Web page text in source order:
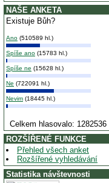
NAŠE ANKETA
Existuje Bůh?
Ano (510589 hl.)
Spíše ano (15783 hl.)
Spíše ne (15628 hl.)
Ne (722091 hl.)
Nevim (18445 hl.)
Celkem hlasovalo: 1282536
ROZŠÍŘENÉ FUNKCE
Přehled všech anket
Rozšířené vyhledávání
Statistika návštevnosti